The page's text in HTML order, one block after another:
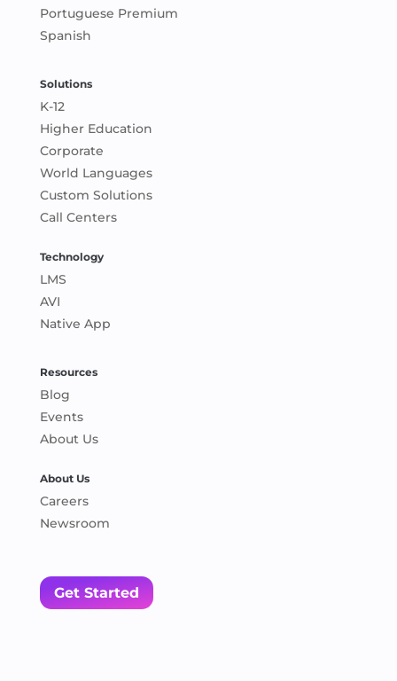
Portuguese Premium
Spanish
Solutions
K-12
Higher Education
Corporate
World Languages
Custom Solutions
Call Centers
Technology
LMS
AVI
Native App
Resources
Blog
Events
About Us
About Us
Careers
Newsroom
Get Started